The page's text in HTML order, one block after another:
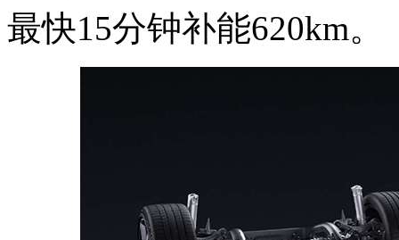
最快15分钟补能620km。